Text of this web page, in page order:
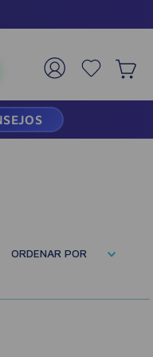
ORDENAR POR